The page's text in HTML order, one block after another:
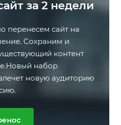
за 2 недели
перенесем сайт на
Сохраним и
контент
набор
новую аудиторию